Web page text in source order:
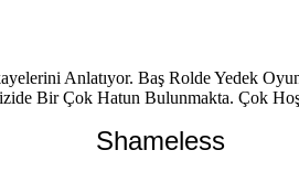
Anlatıyor. Baş Rolde Yedek
Bir Çok Hatun Bulunmakta. Çok
Shameless